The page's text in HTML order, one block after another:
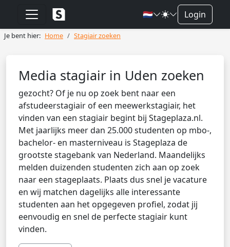
🇳🇱 Login
Je bent hier: Home Stagiair zoeken
Media stagiair in Uden zoeken
gezocht? Of je nu op zoek bent naar een
afstudeerstagiair of een meewerkstagiair, het
vinden van een stagiair begint bij Stageplaza.nl.
Met jaarlijks meer dan 25.000 studenten op mbo-,
bachelor- en masterniveau is Stageplaza de
grootste stagebank van Nederland. Maandelijks
melden duizenden studenten zich aan op zoek
naar een stageplaats. Plaats dus snel je vacature
en wij matchen dagelijks alle interessante
studenten aan het opgegeven profiel, zodat jij
eenvoudig en snel de perfecte stagiair kunt
vinden.